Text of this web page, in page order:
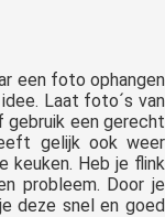
een foto ophangen
Laat foto´s van
een gerecht
gelijk ook weer
keuken. Heb je flink
probleem. Door je
deze snel en goed